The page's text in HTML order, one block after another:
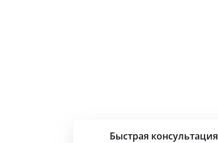
Быстрая консультация